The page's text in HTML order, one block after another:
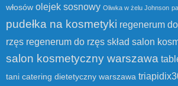
włosów olejek sosnowy Oliwka w żelu Johnson
pudełka na kosmetyki regenerum
rzęs regenerum do rzęs skład salon
salon kosmetyczny warszawa
tani catering dietetyczny warszawa